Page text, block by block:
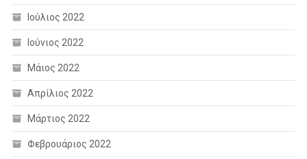
Ιούλιος 2022
Ιούνιος 2022
Μάιος 2022
Απρίλιος 2022
Μάρτιος 2022
Φεβρουάριος 2022